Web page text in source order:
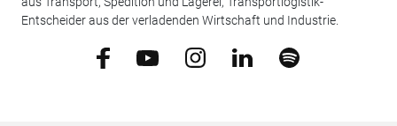
Entscheider aus der verladenden Wirtschaft und Industrie.